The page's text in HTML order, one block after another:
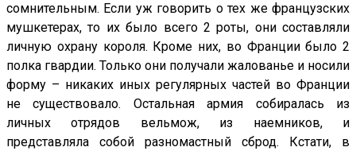
сомнительным. Если уж говорить о тех же французских
мушкетерах, то их было всего 2 роты, они составляли
личную охрану короля. Кроме них, во Франции было 2
полка гвардии. Только они получали жалованье и носили
форму – никаких иных регулярных частей во Франции
не существовало. Остальная армия собиралась из
личных отрядов вельмож, из наемников, и
представляла собой разномастный сброд. Кстати, в